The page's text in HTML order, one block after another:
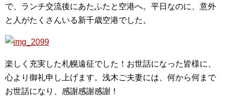
で、ランチ交流後にあたふたと空港へ。平日なのに、意外
と人がたくさんいる新千歳空港でした。
楽しく充実した札幌遠征でした！お世話になった皆様に、
心より御礼申し上げます。浅木ご夫妻には、何から何まで
お世話になり、感謝感謝感謝！